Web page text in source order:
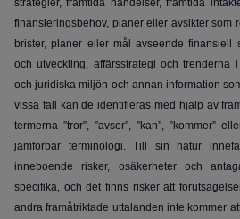
finansieringsbehov, planer eller avsikter som
brister, planer eller mål avseende finansiell
och utveckling, affärsstrategi och trenderna
och juridiska miljön och annan information
vissa fall kan de identifieras med hjälp av
termerna ”tror”, ”avser”, ”kan”, ”kommer”
jämförbar terminologi. Till sin natur
inneboende risker, osäkerheter och
specifika, och det finns risker att
andra framåtriktade uttalanden inte kommer